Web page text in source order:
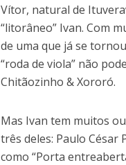
Vítor, natural de
“litorâneo” Ivan. Com
de uma que já se
“roda de viola” não
Chitãozinho & Xororó.
Mas Ivan tem muitos
três deles: Paulo César
como “Porta